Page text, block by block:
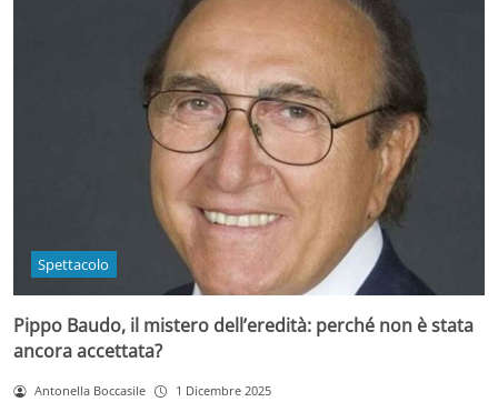
Spettacolo
Pippo Baudo, il mistero dell’eredità: perché non è stata
ancora accettata?
Antonella Boccasile 1 Dicembre 2025